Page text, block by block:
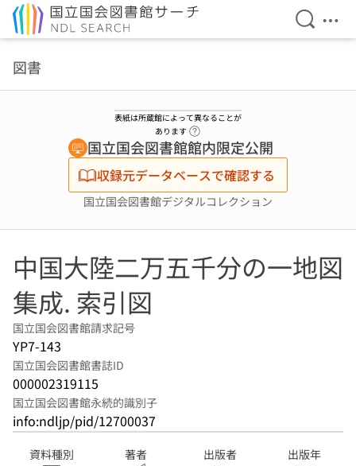
検索を
メ
図書
表紙は所蔵館によって異なることが
あります
国立国会図書館館内限定公開
収録元データベースで確認する
国立国会図書館デジタルコレクション
中国大陸二万五千分の一地図
集成. 索引図
国立国会図書館請求記号
YP7-143
国立国会図書館書誌ID
000002319115
国立国会図書館永続的識別子
info:ndljp/pid/12700037
資料種別 著者 出版者 出版年